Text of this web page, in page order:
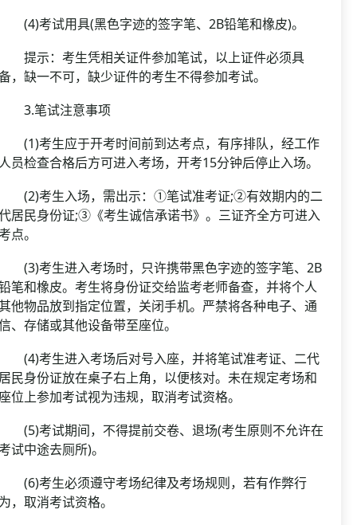
考试用具(黑色字迹的签字笔、2B铅笔和橡皮)。
示：考生凭相关证件参加笔试，以上证件必须具
，缺一不可，缺少证件的考生不得参加考试。
笔试注意事项
考生应于开考时间前到达考点，有序排队，经工作
员检查合格后方可进入考场，开考15分钟后停止入场。
考生入场，需出示：①笔试准考证;②有效期内的二
居民身份证;③《考生诚信承诺书》。三证齐全方可进入
点。
考生进入考场时，只许携带黑色字迹的签字笔、2B
笔和橡皮。考生将身份证交给监考老师备查，并将个人
他物品放到指定位置，关闭手机。严禁将各种电子、通
、存储或其他设备带至座位。
考生进入考场后对号入座，并将笔试准考证、二代
民身份证放在桌子右上角，以便核对。未在规定考场和
位上参加考试视为违规，取消考试资格。
考试期间，不得提前交卷、退场(考生原则不允许在
试中途去厕所)。
考生必须遵守考场纪律及考场规则，若有作弊行
，取消考试资格。